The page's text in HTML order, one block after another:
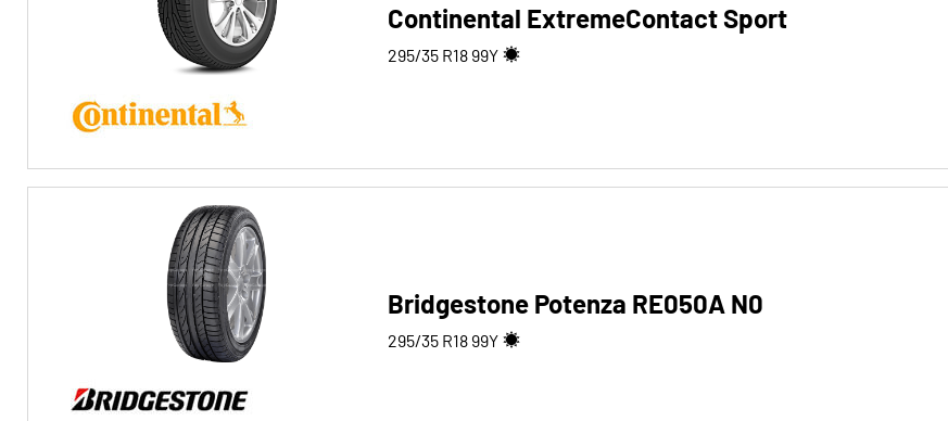
Keine Run-flat (29)
Continental ExtremeContact Sport
295/35 R18 99Y
Bridgestone Potenza RE050A N0
295/35 R18 99Y